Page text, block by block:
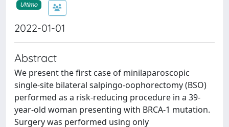
Ultimo
2022-01-01
Abstract
We present the first case of minilaparoscopic
single-site bilateral salpingo-oophorectomy (BSO)
performed as a risk-reducing procedure in a 39-
year-old woman presenting with BRCA-1 mutation.
Surgery was performed using only